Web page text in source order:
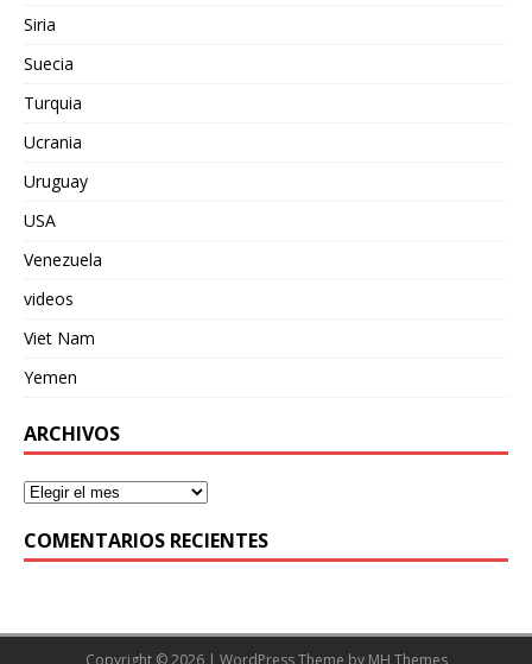
Siria
Suecia
Turquia
Ucrania
Uruguay
USA
Venezuela
videos
Viet Nam
Yemen
ARCHIVOS
COMENTARIOS RECIENTES
Copyright © 2026 | WordPress Theme by MH Themes